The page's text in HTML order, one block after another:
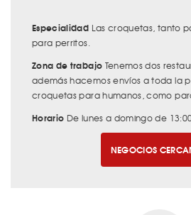
Especialidad Las croquetas, tanto
para perritos.
Zona de trabajo Tenemos dos
además hacemos envíos a toda la
croquetas para humanos, como
Horario De lunes a domingo de
NEGOCIOS